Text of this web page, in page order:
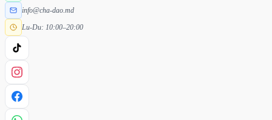
info@cha-dao.md
Lu-Du: 10:00–20:00